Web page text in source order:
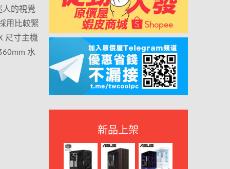
人的視覺
用比較緊
尺寸主機
水
新品上架